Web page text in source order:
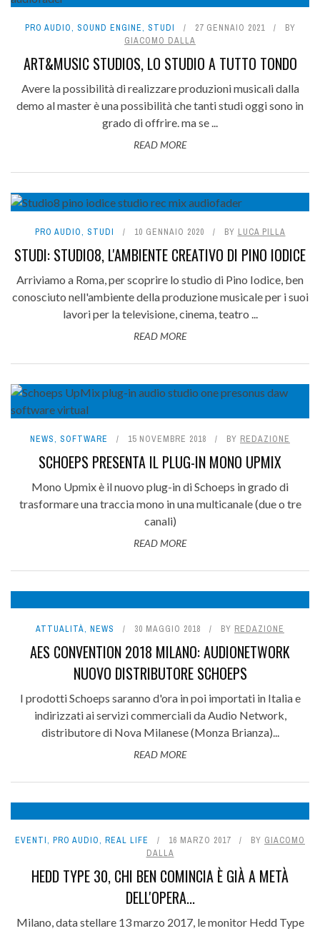
PRO AUDIO, SOUND ENGINE, STUDI 27 GENNAIO 2021
BY
GIACOMO DALLA
ART&MUSIC STUDIOS, LO STUDIO A TUTTO TONDO
Avere la possibilità di realizzare produzioni musicali dalla
demo al master è una possibilità che tanti studi oggi sono in
grado di offrire. ma se ...
READ MORE
PRO AUDIO, STUDI 10 GENNAIO 2020 BY LUCA PILLA
STUDI: STUDIO8, L'AMBIENTE CREATIVO DI PINO IODICE
Arriviamo a Roma, per scoprire lo studio di Pino Iodice, ben
conosciuto nell'ambiente della produzione musicale per i suoi
lavori per la televisione, cinema, teatro ...
READ MORE
NEWS, SOFTWARE 15 NOVEMBRE 2018 BY REDAZIONE
SCHOEPS PRESENTA IL PLUG-IN MONO UPMIX
Mono Upmix è il nuovo plug-in di Schoeps in grado di
trasformare una traccia mono in una multicanale (due o tre
canali)
READ MORE
ATTUALITÀ, NEWS 30 MAGGIO 2018 BY REDAZIONE
AES CONVENTION 2018 MILANO: AUDIONETWORK
NUOVO DISTRIBUTORE SCHOEPS
I prodotti Schoeps saranno d'ora in poi importati in Italia e
indirizzati ai servizi commerciali da Audio Network,
distributore di Nova Milanese (Monza Brianza)...
READ MORE
EVENTI, PRO AUDIO, REAL LIFE 16 MARZO 2017 BY GIACOMO
DALLA
HEDD TYPE 30, CHI BEN COMINCIA È GIÀ A METÀ
DELL'OPERA...
Milano, data stellare 13 marzo 2017, le monitor Hedd Type